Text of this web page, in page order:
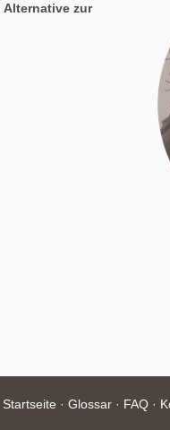
Alternative zur
Startseite · Glossar · FAQ ·